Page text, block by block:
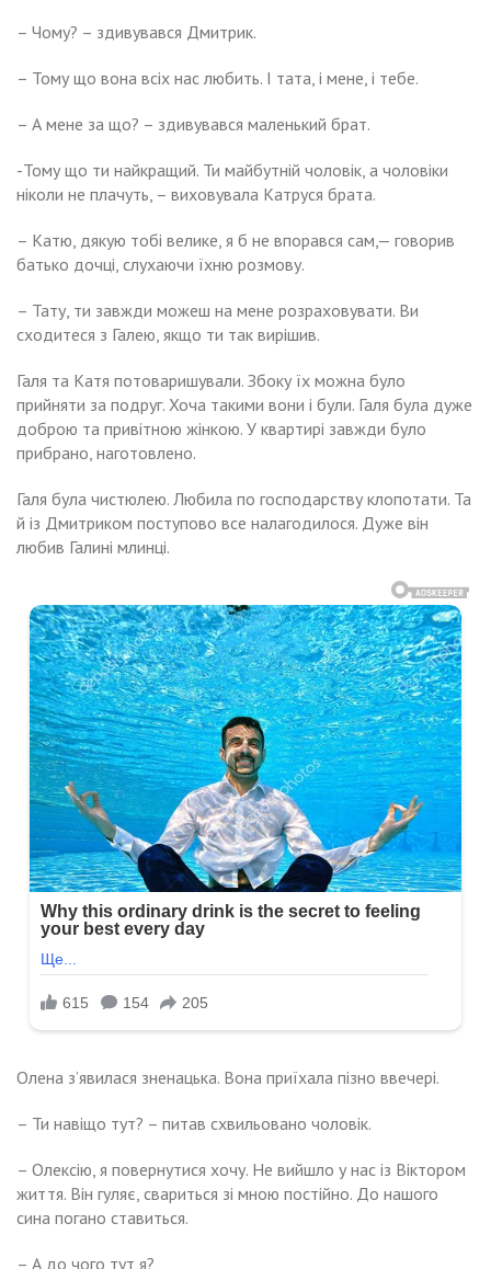
– Чому? – здивувався Дмитрик.
– Тому що вона всіх нас любить. І тата, і мене, і тебе.
– А мене за що? – здивувався маленький брат.
-Тому що ти найкращий. Ти майбутній чоловік, а чоловіки
ніколи не плачуть, – виховувала Катруся брата.
– Катю, дякую тобі велике, я б не впорався сам,— говорив
батько дочці, слухаючи їхню розмову.
– Тату, ти завжди можеш на мене розраховувати. Ви
сходитеся з Галею, якщо ти так вирішив.
Галя та Катя потоваришували. Збоку їх можна було
прийняти за подруг. Хоча такими вони і були. Галя була дуже
доброю та привітною жінкою. У квартирі завжди було
прибрано, наготовлено.
Галя була чистюлею. Любила по господарству клопотати. Та
й із Дмитриком поступово все налагодилося. Дуже він
любив Галині млинці.
Олена з’явилася зненацька. Вона приїхала пізно ввечері.
– Ти навіщо тут? – питав схвильовано чоловік.
– Олексію, я повернутися хочу. Не вийшло у нас із Віктором
життя. Він гуляє, свариться зі мною постійно. До нашого
сина погано ставиться.
– А до чого тут я?